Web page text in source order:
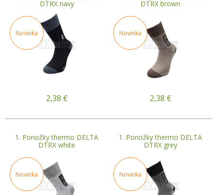
DTRX navy
Novinka
2,38 €
DTRX brown
Novinka
2,38 €
1. Ponožky thermo DELTA
DTRX white
Novinka
1. Ponožky thermo DELTA
DTRX grey
Novinka